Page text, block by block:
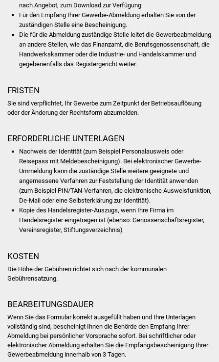
Formulare
Bürgerinfos
Bildung
Kindergärten
Volkshochschule
Soziale Einrichtungen
Kirchen
Lokale Agenda
Stadtwerke
Suenergie
nach Angebot, zum Download zur Verfügung.
Für den Empfang Ihrer Gewerbe-Abmeldung erhalten Sie von der
zuständigen Stelle eine Bescheinigung.
Die für die Abmeldung zuständige Stelle leitet die Gewerbeabmeldung
an andere Stellen, wie das Finanzamt, die Berufsgenossenschaft, die
Handwerkskammer oder die Industrie- und Handelskammer und
gegebenenfalls das Registergericht weiter.
FRISTEN
Sie sind verpflichtet, Ihr Gewerbe zum Zeitpunkt der Betriebsauflösung
oder der Änderung der Rechtsform abzumelden.
ERFORDERLICHE UNTERLAGEN
Nachweis der Identität (zum Beispiel Personalausweis oder
Reisepass mit Meldebescheinigung). Bei elektronischer Gewerbe-
Ummeldung kann die zuständige Stelle weitere geeignete und
angemessene Verfahren zur Feststellung der Identität anwenden
(zum Beispiel PIN/TAN-Verfahren, die elektronische Ausweisfunktion,
De-Mail oder eine Selbsterklärung zur Identität).
Kopie des Handelsregister-Auszugs, wenn Ihre Firma im
Handelsregister eingetragen ist (ebenso: Genossenschaftsregister,
Vereinsregister, Stiftungsverzeichnis)
KOSTEN
Die Höhe der Gebühren richtet sich nach der kommunalen
Gebührensatzung.
BEARBEITUNGSDAUER
Wenn Sie das Formular korrekt ausgefüllt haben und Ihre Unterlagen
vollständig sind, bescheinigt Ihnen die Behörde den Empfang Ihrer
Abmeldung bei persönlicher Vorsprache sofort. Bei schriftlicher oder
elektronischer Abmeldung erhalten Sie die Empfangsbescheinigung Ihrer
Gewerbeabmeldung innerhalb von 3 Tagen.